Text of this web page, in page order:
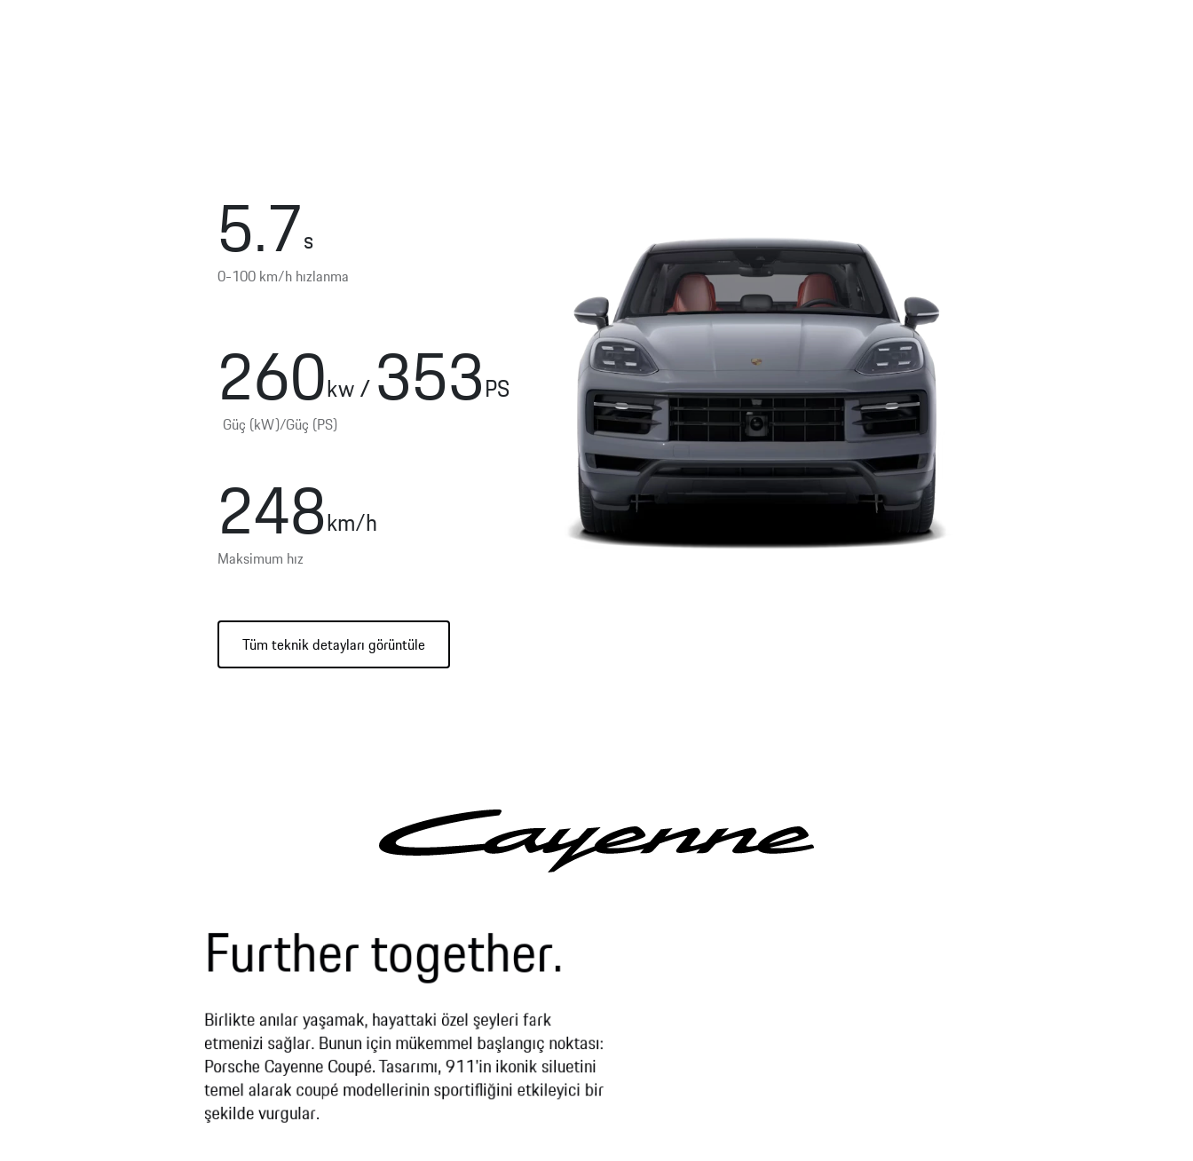
5.7s
0-100 km/h hızlanma
260kw/ 353PS
Güç (kW)/Güç (PS)
248km/h
Maksimum hız
Tüm teknik detayları görüntüle
Further together.
Birlikte anılar yaşamak, hayattaki özel şeyleri fark
etmenizi sağlar. Bunun için mükemmel başlangıç noktası:
Porsche Cayenne Coupé. Tasarımı, 911'in ikonik siluetini
temel alarak coupé modellerinin sportifliğini etkileyici bir
şekilde vurgular.